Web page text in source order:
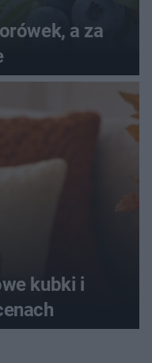
a za
kubki i